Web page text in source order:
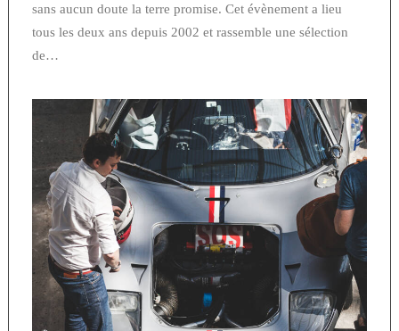
sans aucun doute la terre promise. Cet évènement a lieu
tous les deux ans depuis 2002 et rassemble une sélection
de…